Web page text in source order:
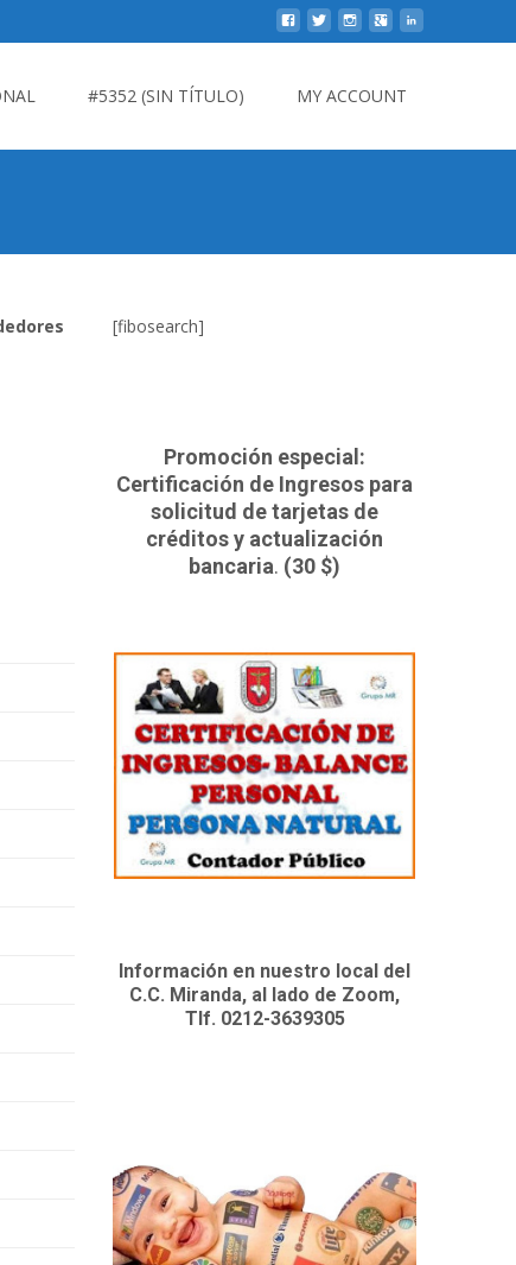
#5352 (SIN TÍTULO) MY ACCOUNT
[fibosearch]
Promoción especial:
Certificación de Ingresos para
solicitud de tarjetas de
créditos y actualización
bancaria. (30 $)
Información en nuestro local del
C.C. Miranda, al lado de Zoom,
Tlf. 0212-3639305